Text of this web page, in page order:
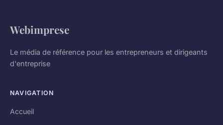
Webimprese
Le média de référence pour les entrepreneurs et dirigeants
d'entreprise
NAVIGATION
Accueil